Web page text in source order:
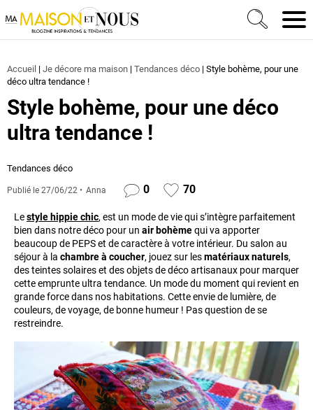
Ma Maison et Nous Construction, rénovation &
Accueil | Je décore ma maison | Tendances déco | Style bohème, pour une
déco ultra tendance !
Style bohème, pour une déco
ultra tendance !
Tendances déco
Publié le 27/06/22 Anna 0 70
Lestyle hippie chic, est un mode de vie qui s’intègre parfaitement
bien dans notre déco pour un air bohèmequi va apporter
beaucoup de PEPS et de caractère à votre intérieur. Du salon au
séjour à la chambre à coucher, jouez sur lesmatériaux naturels,
des teintes solaires et des objets de déco artisanaux pour marquer
cette emprunte ultra tendance. Un mode du moment qui revient en
grande force dans nos habitations. Cette envie de lumière, de
couleurs, de voyage, de bonne humeur ! Pas question de se
restreindre.